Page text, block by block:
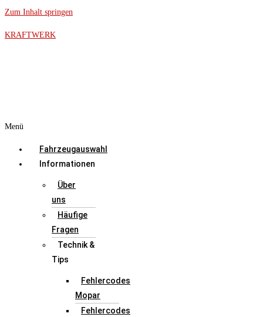
Zum Inhalt springen
KRAFTWERK
Menü
Fahrzeugauswahl
Informationen
Über
uns
Häufige
Fragen
Technik &
Tips
Fehlercodes
Mopar
Fehlercodes